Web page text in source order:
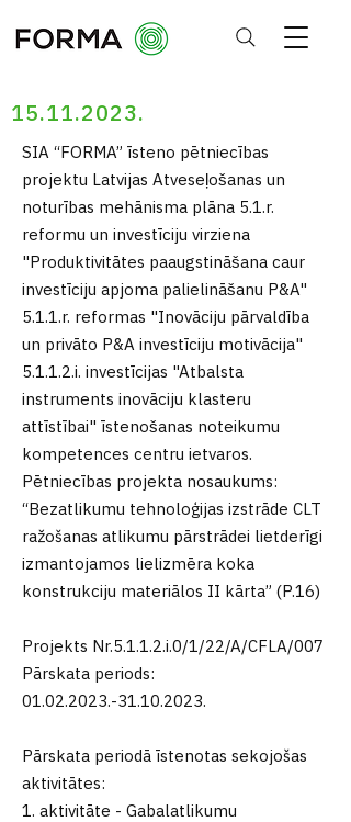
15.11.2023.
SIA “FORMA” īsteno pētniecības
projektu Latvijas Atveseļošanas un
noturības mehānisma plāna 5.1.r.
reformu un investīciju virziena
"Produktivitātes paaugstināšana caur
investīciju apjoma palielināšanu P&A"
5.1.1.r. reformas "Inovāciju pārvaldība
un privāto P&A investīciju motivācija"
5.1.1.2.i. investīcijas "Atbalsta
instruments inovāciju klasteru
attīstībai" īstenošanas noteikumu
kompetences centru ietvaros.
Pētniecības projekta nosaukums:
“Bezatlikumu tehnoloģijas izstrāde CLT
ražošanas atlikumu pārstrādei lietderīgi
izmantojamos lielizmēra koka
konstrukciju materiālos II kārta” (P.16)
Projekts Nr.5.1.1.2.i.0/1/22/A/CFLA/007
Pārskata periods:
01.02.2023.-31.10.2023.
Pārskata periodā īstenotas sekojošas
aktivitātes:
1. aktivitāte - Gabalatlikumu